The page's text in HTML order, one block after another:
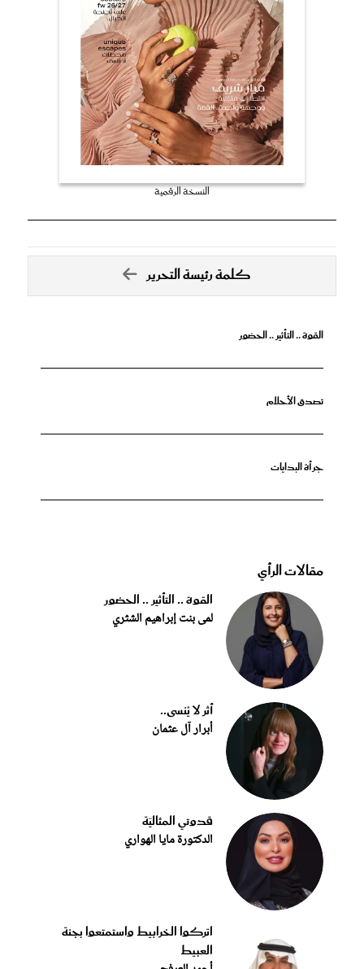
النسخة الرقمية
كلمة رئيسة التحرير
القوة .. التأثير .. الحضور
تصدق الأحلام
جرأة البدايات
مقالات الرأي
القوة .. التأثير .. الحضور
لمى بنت إبراهيم الشثري
أثر لا يُنسى..
أبرار آل عثمان
قدوتي المثاليّة
الدكتورة مايا الهواري
اتركوا الخرابيط واستمتعوا بجنة
العبيط